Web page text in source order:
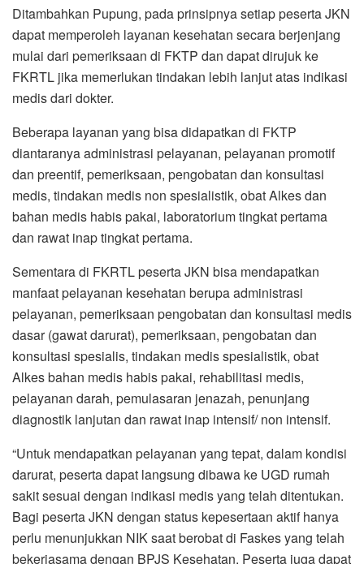
Ditambahkan Pupung, pada prinsipnya setiap peserta JKN
dapat memperoleh layanan kesehatan secara berjenjang
mulai dari pemeriksaan di FKTP dan dapat dirujuk ke
FKRTL jika memerlukan tindakan lebih lanjut atas indikasi
medis dari dokter.
Beberapa layanan yang bisa didapatkan di FKTP
diantaranya administrasi pelayanan, pelayanan promotif
dan preentif, pemeriksaan, pengobatan dan konsultasi
medis, tindakan medis non spesialistik, obat Alkes dan
bahan medis habis pakai, laboratorium tingkat pertama
dan rawat inap tingkat pertama.
Sementara di FKRTL peserta JKN bisa mendapatkan
manfaat pelayanan kesehatan berupa administrasi
pelayanan, pemeriksaan pengobatan dan konsultasi medis
dasar (gawat darurat), pemeriksaan, pengobatan dan
konsultasi spesialis, tindakan medis spesialistik, obat
Alkes bahan medis habis pakai, rehabilitasi medis,
pelayanan darah, pemulasaran jenazah, penunjang
diagnostik lanjutan dan rawat inap intensif/ non intensif.
“Untuk mendapatkan pelayanan yang tepat, dalam kondisi
darurat, peserta dapat langsung dibawa ke UGD rumah
sakit sesuai dengan indikasi medis yang telah ditentukan.
Bagi peserta JKN dengan status kepesertaan aktif hanya
perlu menunjukkan NIK saat berobat di Faskes yang telah
bekerjasama dengan BPJS Kesehatan. Peserta juga dapat